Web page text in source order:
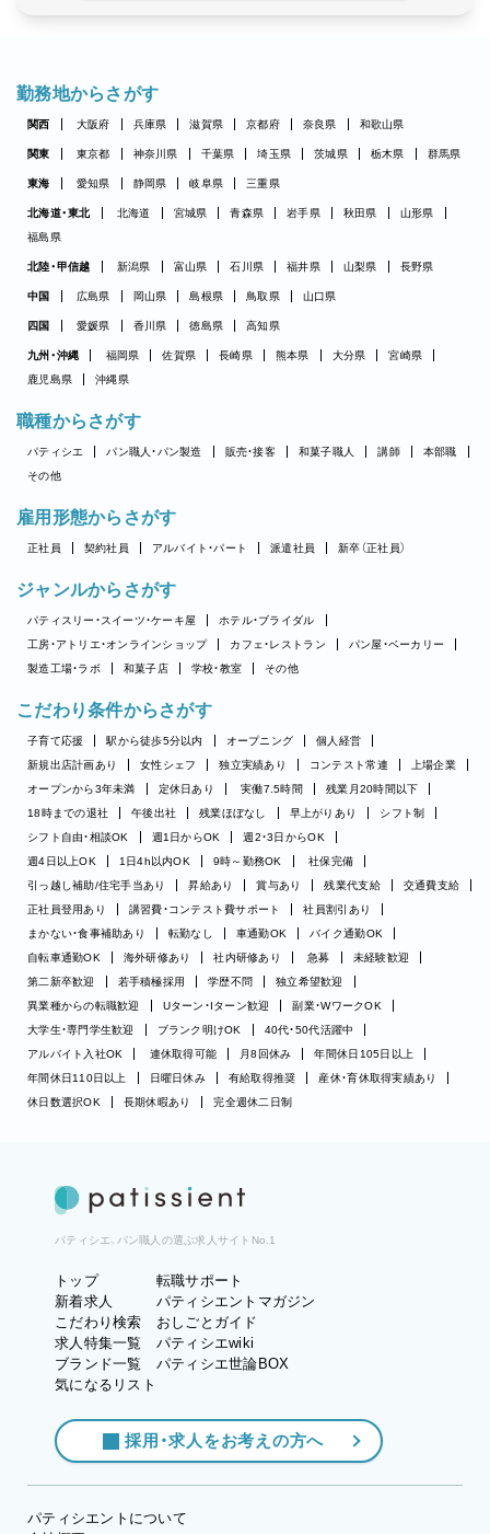
勤務地からさがす
関西 大阪府 兵庫県 滋賀県 京都府 奈良県 和歌山県
関東 東京都 神奈川県 千葉県 埼玉県 茨城県 栃木県 群馬県
東海 愛知県 静岡県 岐阜県 三重県
北海道・東北 北海道 宮城県 青森県 岩手県 秋田県
山形県
福島県
北陸・甲信越 新潟県 富山県 石川県 福井県 山梨県 長野県
中国 広島県 岡山県 島根県 鳥取県 山口県
四国 愛媛県 香川県 徳島県 高知県
九州・沖縄 福岡県 佐賀県 長崎県 熊本県 大分県
宮崎県
鹿児島県
沖縄県
職種からさがす
パティシエ パン職人・パン製造 販売・接客 和菓子職人 講師
本部職
その他
雇用形態からさがす
正社員 契約社員 アルバイト・パート 派遣社員 新卒（正社員）
ジャンルからさがす
パティスリー・スイーツ・ケーキ屋
ホテル・ブライダル
工房・アトリエ・オンラインショップ
カフェ・レストラン
パン屋・ベーカリー
製造工場・ラボ
和菓子店 学校・教室 その他
こだわり条件からさがす
子育て応援 駅から徒歩5分以内 オープニング
個人経営
新規出店計画あり
女性シェフ 独立実績あり コンテスト常連
上場企業
オープンから3年未満
定休日あり 実働7.5時間
残業月20時間以下
18時までの退社
午後出社 残業ほぼなし 早上がりあり
シフト制
シフト自由・相談OK
週1日からOK
週2・3日からOK
週4日以上OK
1日4h以内OK 9時～勤務OK
社保完備
引っ越し補助/住宅手当あり
昇給あり 賞与あり 残業代支給
交通費支給
正社員登用あり
講習費・コンテスト費サポート
社員割引あり
まかない・食事補助あり
転勤なし 車通勤OK
バイク通勤OK
自転車通勤OK
海外研修あり 社内研修あり 急募
未経験歓迎
第二新卒歓迎
若手積極採用 学歴不問
独立希望歓迎
異業種からの転職歓迎
Uターン・Iターン歓迎
副業・WワークOK
大学生・専門学生歓迎
ブランク明けOK
40代・50代活躍中
アルバイト入社OK
連休取得可能 月8回休み
年間休日105日以上
年間休日110日以上
日曜日休み 有給取得推奨
産休・育休取得実績あり
休日数選択OK
長期休暇あり 完全週休二日制
パティシエ、パン職人の選ぶ求人サイトNo.1
トップ
新着求人
こだわり検索
求人特集一覧
ブランド一覧
気になるリスト
転職サポート
パティシエントマガジン
おしごとガイド
パティシエwiki
パティシエ世論BOX
採用・求人をお考えの方へ
パティシエントについて